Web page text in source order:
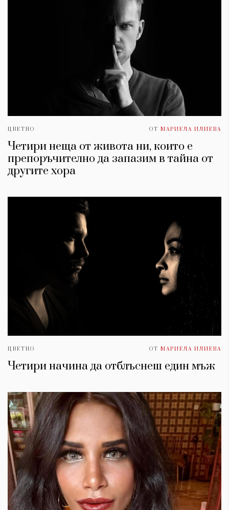
ЦВЕТНО ОТ МАРИЕЛА ИЛИЕВА
Четири неща от живота ни, които е
препоръчително да запазим в тайна от
другите хора
ЦВЕТНО ОТ МАРИЕЛА ИЛИЕВА
Четири начина да отблъснеш един мъж